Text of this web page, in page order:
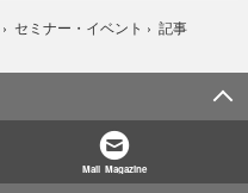
› セミナー・イベント › 記事
Mail Magazine